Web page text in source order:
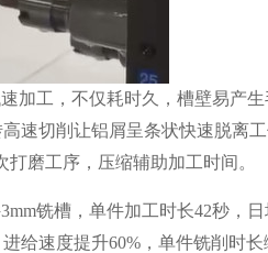
加工，不仅耗时久，槽壁易产生
速切削让铝屑呈条状快速脱离
磨工序，压缩辅助加工时间。
铣槽，单件加工时长42秒，日
给速度提升60%，单件铣削时